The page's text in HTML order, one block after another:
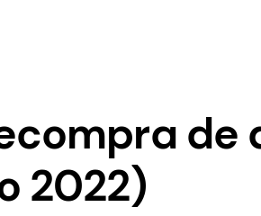
de
2022)